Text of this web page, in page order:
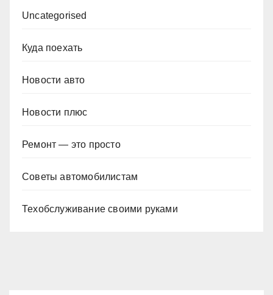
Uncategorised
Куда поехать
Новости авто
Новости плюс
Ремонт — это просто
Советы автомобилистам
Техобслуживание своими руками